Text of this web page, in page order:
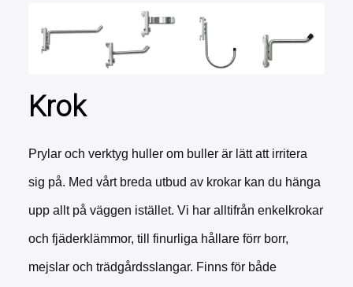
Krok
Prylar och verktyg huller om buller är lätt att irritera
sig på. Med vårt breda utbud av krokar kan du hänga
upp allt på väggen istället. Vi har alltifrån enkelkrokar
och fjäderklämmor, till finurliga hållare förr borr,
mejslar och trädgårdsslangar. Finns för både